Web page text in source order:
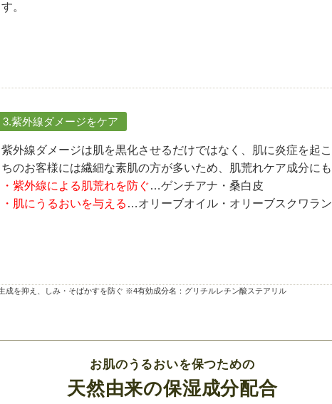
す。
3.紫外線ダメージをケア
紫外線ダメージは肌を黒化させるだけではなく、肌に炎症を起
ちのお客様には繊細な素肌の方が多いため、肌荒れケア成分に
・紫外線による肌荒れを防ぐ…ゲンチアナ・桑白皮
・肌にうるおいを与える …オリーブオイル・オリーブスクワラン
を抑え、しみ・そばかすを防ぐ ※4有効成分名：グリチルレチン酸ステアリル
お肌のうるおいを保つための
天然由来の保湿成分配合